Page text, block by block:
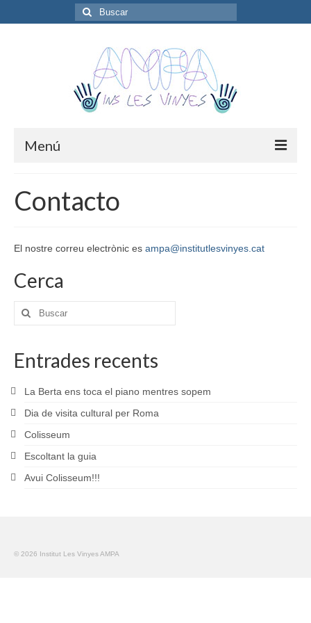
Buscar
por:
Menú
Junta Directiva
Calendari
Fotos i Vídeos
Documents
Estatuts
Contacto
El nostre correu electrònic es ampa@institutlesvinyes.cat
Cerca
Buscar
por:
Entrades recents
La Berta ens toca el piano mentres sopem
Dia de visita cultural per Roma
Colisseum
Escoltant la guia
Avui Colisseum!!!
© 2026 Institut Les Vinyes AMPA